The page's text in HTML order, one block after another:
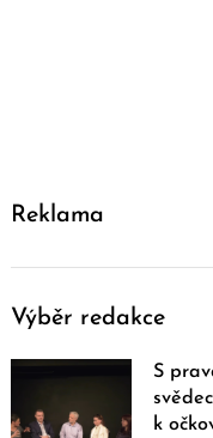
Reklama
Výběr redakce
S
k